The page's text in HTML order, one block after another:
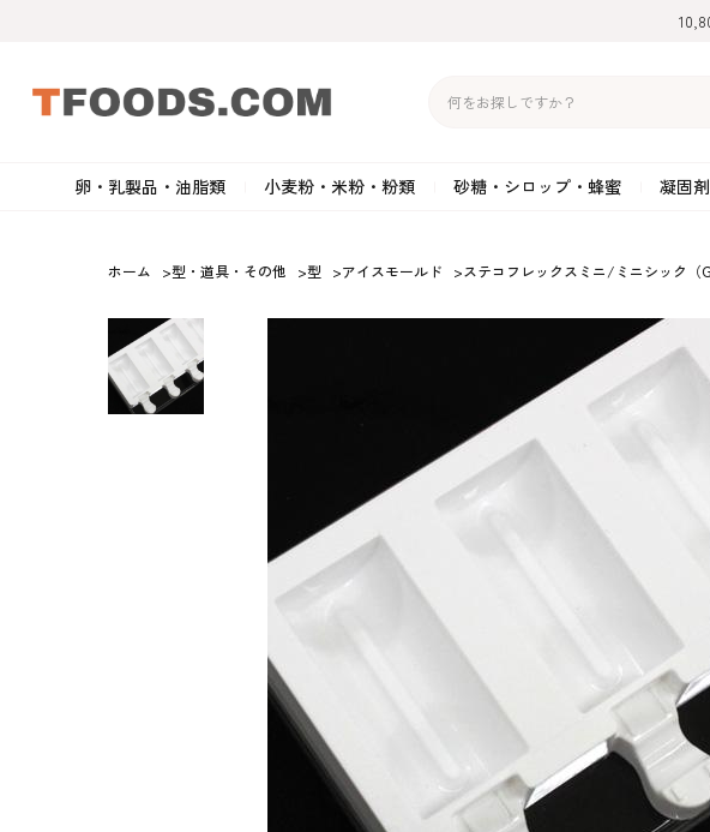
卵・乳製品・油脂類
バター
クリームチーズ
その他のチーズ
生クリーム・ホイップクリーム
オイ
小麦粉・米粉・粉類
強力粉
全粒粉・ライ麦粉・セモリナ粉
米粉
でんぷ
砂糖・シロップ・蜂蜜
砂糖
黒糖・ブラウンシュガー
カラメル加工品
凝固
アーモンド
ピスタチオ
ヘーゼルナッツ
ドライフル
フルーツピー
フルーツホ
卵・乳製品・油脂類 小麦粉・米粉・粉類 凝固剤・増粘剤
香料・スパイス
調味料・食材・野菜
コーヒー・紅茶・ハ
ーブ
ホーム >型・道具・その他 >型 >アイスモールド >ステコフレックスミニ/ミニシック（